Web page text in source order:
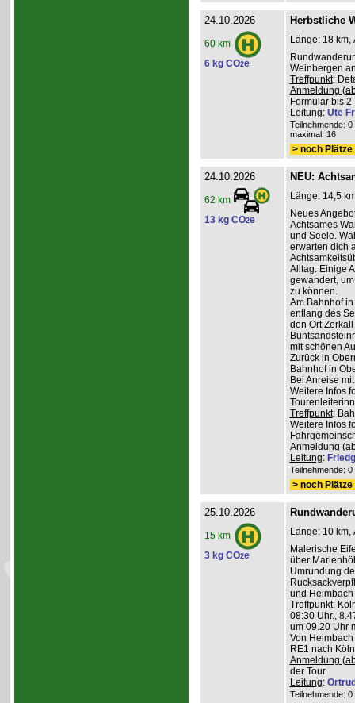
24.10.2026
60 km
6 kg CO2e
Herbstliche
Länge: 18 km,
Weinbergen
Treffpunkt:
Anmeldung
Formular bis 2
Leitung: Ute
Teilnehmende:
maximal: 16
> noch
24.10.2026
62 km
13 kg CO2e
NEU:
Länge: 14,5
Neues
Achtsames
und Seele.
erwarten dich
Alltag. Einige
gewandert,
zu können.
Am Bahnhof
entlang des
den Ort
mit schönen
Zurück in
Bahnhof in
Bei Anreise
Weitere Infos
Treffpunkt:
Weitere Infos
Anmeldung
Leitung:
Teilnehmende:
> noch
25.10.2026
15 km
3 kg CO2e
Länge: 10 km,
Malerische
über
Umrundung
und
Treffpunkt:
08:30 Uhr.,
um 09.20 Uhr
Von
RE1 nach
Anmeldung
der Tour
Leitung:
Teilnehmende: